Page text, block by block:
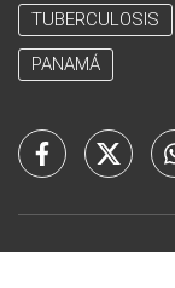
TUBERCULOSIS
PANAMÁ